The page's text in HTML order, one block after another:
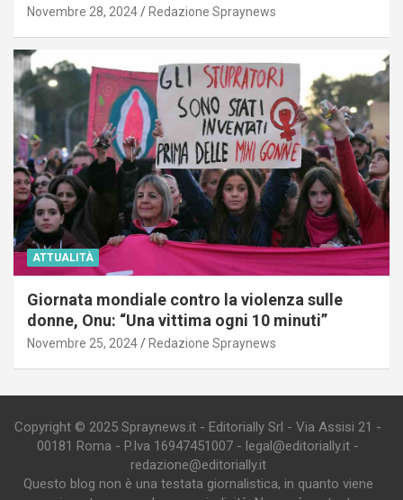
Novembre 28, 2024 Redazione Spraynews
ATTUALITÀ
Giornata mondiale contro la violenza sulle
donne, Onu: “Una vittima ogni 10 minuti”
Novembre 25, 2024 Redazione Spraynews
Copyright © 2025 Spraynews.it - Editorially Srl - Via Assisi 21 -
00181 Roma - P.Iva 16947451007 - legal@editorially.it -
redazione@editorially.it
Questo blog non è una testata giornalistica, in quanto viene